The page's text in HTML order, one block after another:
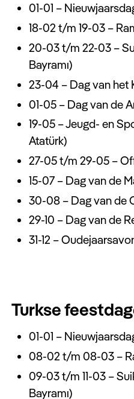
01-01 –
18-02 t/m 19-03 –
20-03 t/m 22-03 –
Bayramı)
23-04 – Dag van het
01-05 – Dag van de
19-05 – Jeugd- en
Atatürk)
27-05 t/m 29-05 –
15-07 – Dag van de
30-08 – Dag van de
29-10 – Dag van de
31-12 –
Turkse
01-01 –
08-02 t/m 08-03 –
09-03 t/m 11-03 –
Bayramı)